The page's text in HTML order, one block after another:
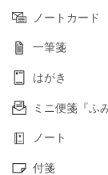
ノートカード
一筆箋
はがき
ミニ便箋『ふ
ノート
付箋